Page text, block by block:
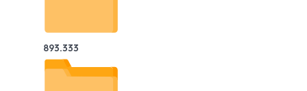
893.333